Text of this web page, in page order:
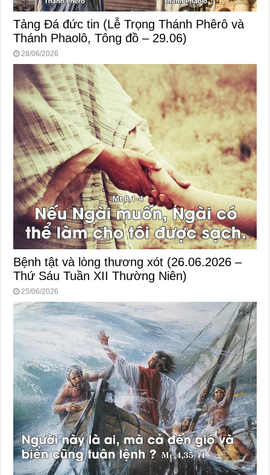
Tảng Đá đức tin (Lễ Trọng Thánh Phêrô và
Thánh Phaolô, Tông đồ – 29.06)
28/06/2026
Bệnh tật và lòng thương xót (26.06.2026 –
Thứ Sáu Tuần XII Thường Niên)
25/06/2026